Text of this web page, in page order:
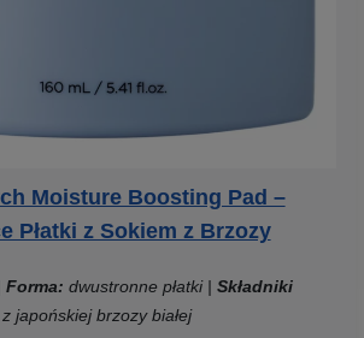
Moisture Boosting Pad –
Płatki z Sokiem z Brzozy
Forma: dwustronne płatki | Składniki
japońskiej brzozy białej